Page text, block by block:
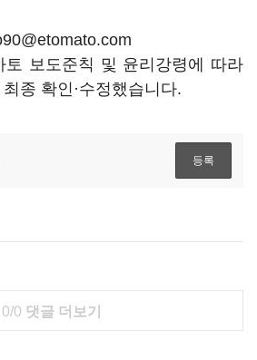
토 보도준칙 및 윤리강령에 따라
종 확인·수정했습니다.
0/0 댓글 더보기